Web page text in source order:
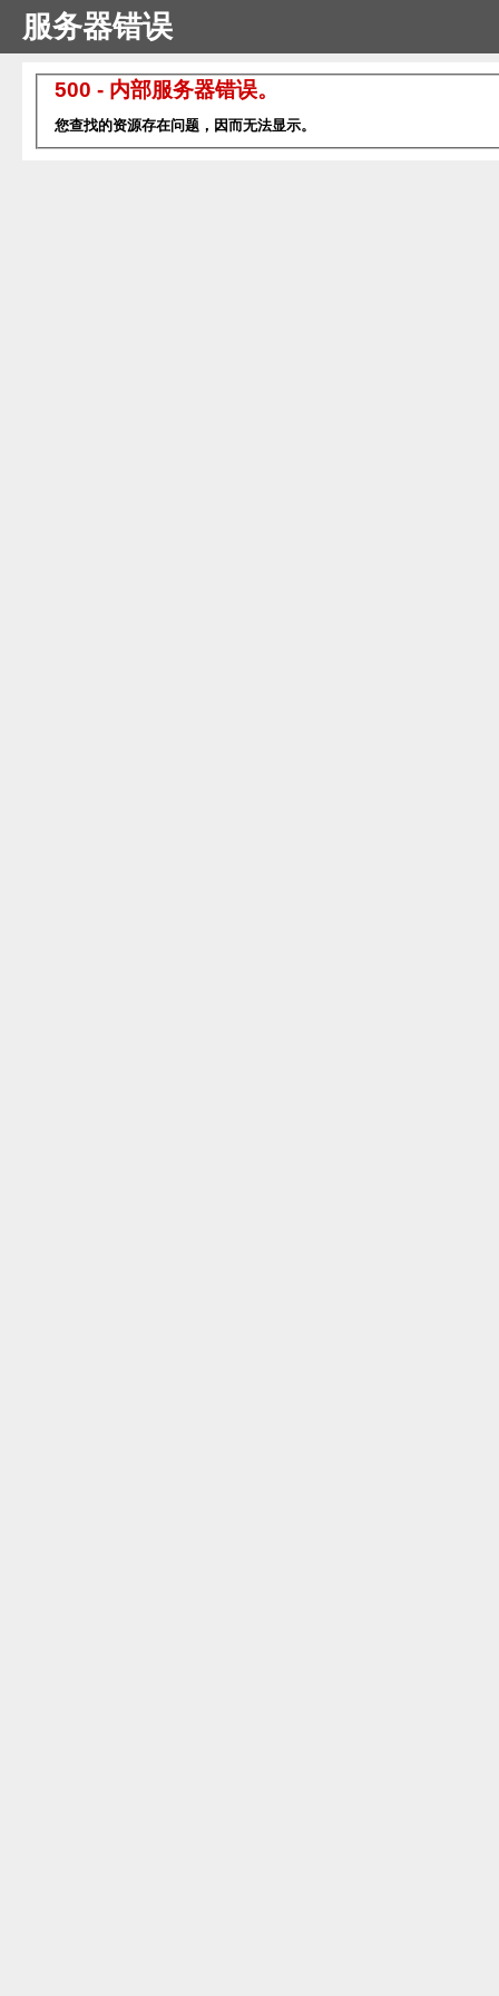
服务器错误
500 - 内部服务器错误。
您查找的资源存在问题，因而无法显示。